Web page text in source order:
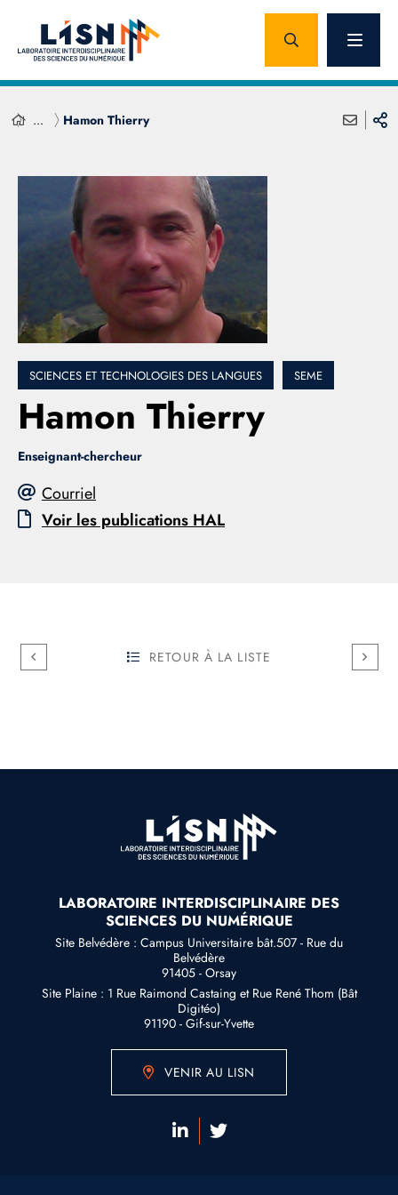
... Hamon Thierry
SCIENCES ET TECHNOLOGIES DES LANGUES SEME
Hamon Thierry
Enseignant-chercheur
Courriel
Voir les publications HAL
RETOUR À LA LISTE
LABORATOIRE INTERDISCIPLINAIRE DES
SCIENCES DU NUMÉRIQUE
Site Belvédère : Campus Universitaire bât.507 - Rue du
Belvédère
91405 - Orsay
Site Plaine : 1 Rue Raimond Castaing et Rue René Thom (Bât
Digitéo)
91190 - Gif-sur-Yvette
VENIR AU LISN